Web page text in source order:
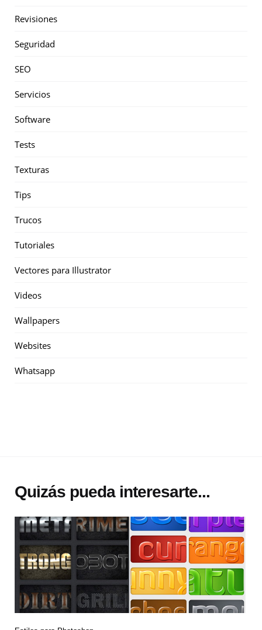
Revisiones
Seguridad
SEO
Servicios
Software
Tests
Texturas
Tips
Trucos
Tutoriales
Vectores para Illustrator
Videos
Wallpapers
Websites
Whatsapp
Quizás pueda interesarte...